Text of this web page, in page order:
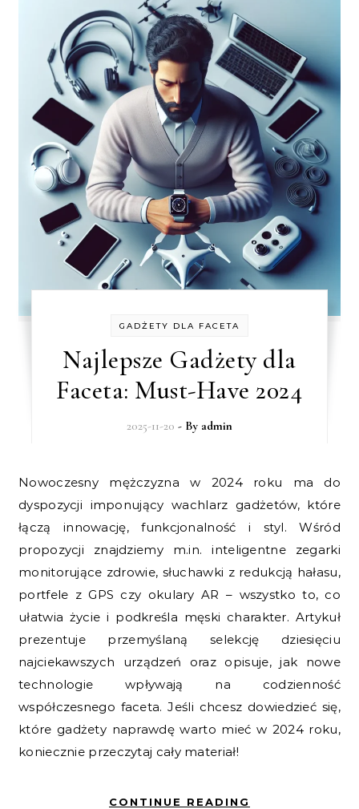
GADŻETY DLA FACETA
Najlepsze Gadżety dla
Faceta: Must-Have 2024
2025-11-20 - By admin
Nowoczesny mężczyzna w 2024 roku ma do
dyspozycji imponujący wachlarz gadżetów, które
łączą innowację, funkcjonalność i styl. Wśród
propozycji znajdziemy m.in. inteligentne zegarki
monitorujące zdrowie, słuchawki z redukcją hałasu,
portfele z GPS czy okulary AR – wszystko to, co
ułatwia życie i podkreśla męski charakter. Artykuł
prezentuje przemyślaną selekcję dziesięciu
najciekawszych urządzeń oraz opisuje, jak nowe
technologie wpływają na codzienność
współczesnego faceta. Jeśli chcesz dowiedzieć się,
które gadżety naprawdę warto mieć w 2024 roku,
koniecznie przeczytaj cały materiał!
CONTINUE READING